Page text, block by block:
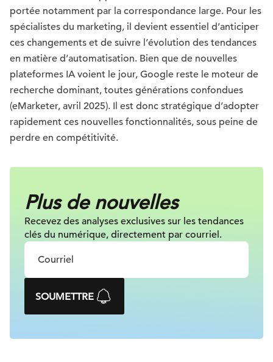
portée notamment par la correspondance large. Pour les
spécialistes du marketing, il devient essentiel d’anticiper
ces changements et de suivre l’évolution des tendances
en matière d’automatisation. Bien que de nouvelles
plateformes IA voient le jour, Google reste le moteur de
recherche dominant, toutes générations confondues
(eMarketer, avril 2025). Il est donc stratégique d’adopter
rapidement ces nouvelles fonctionnalités, sous peine de
perdre en compétitivité.
Plus de nouvelles
Recevez des analyses exclusives sur les tendances
clés du numérique, directement par courriel.
SOUMETTRE